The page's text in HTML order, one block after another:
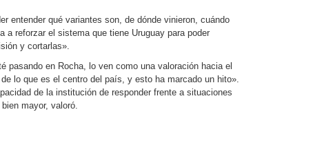
entender qué variantes son, de dónde vinieron, cuándo
reforzar el sistema que tiene Uruguay para poder
y cortarlas».
pasando en Rocha, lo ven como una valoración hacia el
lo que es el centro del país, y esto ha marcado un hito».
de la institución de responder frente a situaciones
mayor, valoró.